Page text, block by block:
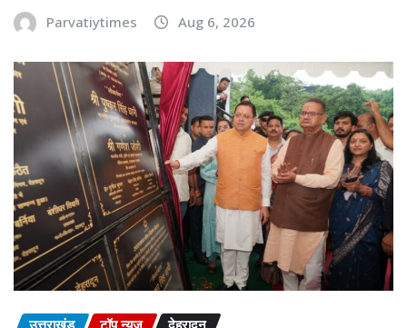
Parvatiytimes Aug 6, 2026